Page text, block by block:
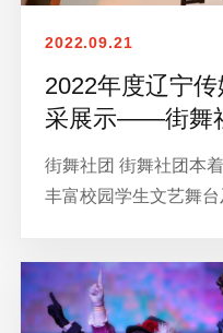
2022.09.21
2022年度辽宁传
采展示——街舞
街舞社团 街舞社团本
丰富校园学生文艺舞